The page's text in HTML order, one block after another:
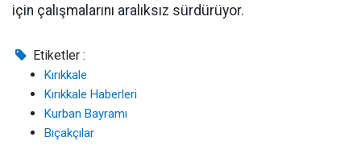
için çalışmalarını aralıksız sürdürüyor.
Etiketler :
Kırıkkale
Kırıkkale Haberleri
Kurban Bayramı
Bıçakçılar